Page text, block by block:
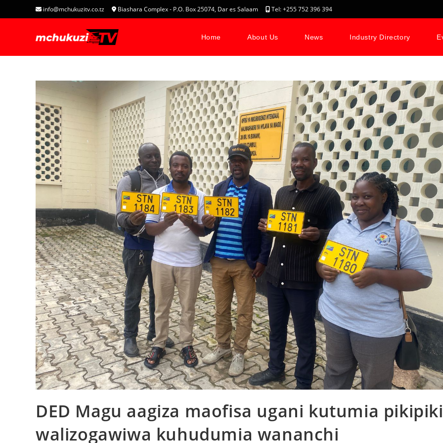
info@mchukuzitv.co.tz Biashara Complex - P.O. Box 25074, Dar es Salaam Tel: +255 752 396 394
Home About Us News Industry Directory
DED Magu aagiza maofisa ugani kutumia pikipiki
walizogawiwa kuhudumia wananchi